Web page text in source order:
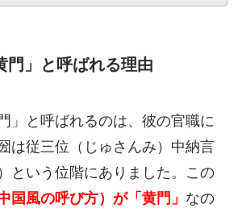
門」と呼ばれる理由
」と呼ばれるのは、彼の官職に
は従三位（じゅさんみ）中納言
という位階にありました。この
国風の呼び方）が「黄門」 なの